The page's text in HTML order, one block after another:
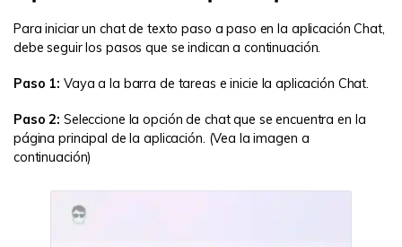
Para iniciar un chat de texto paso a paso en la aplicación Chat,
debe seguir los pasos que se indican a continuación.
Paso 1: Vaya a la barra de tareas e inicie la aplicación Chat.
Paso 2: Seleccione la opción de chat que se encuentra en la
página principal de la aplicación. (Vea la imagen a
continuación)